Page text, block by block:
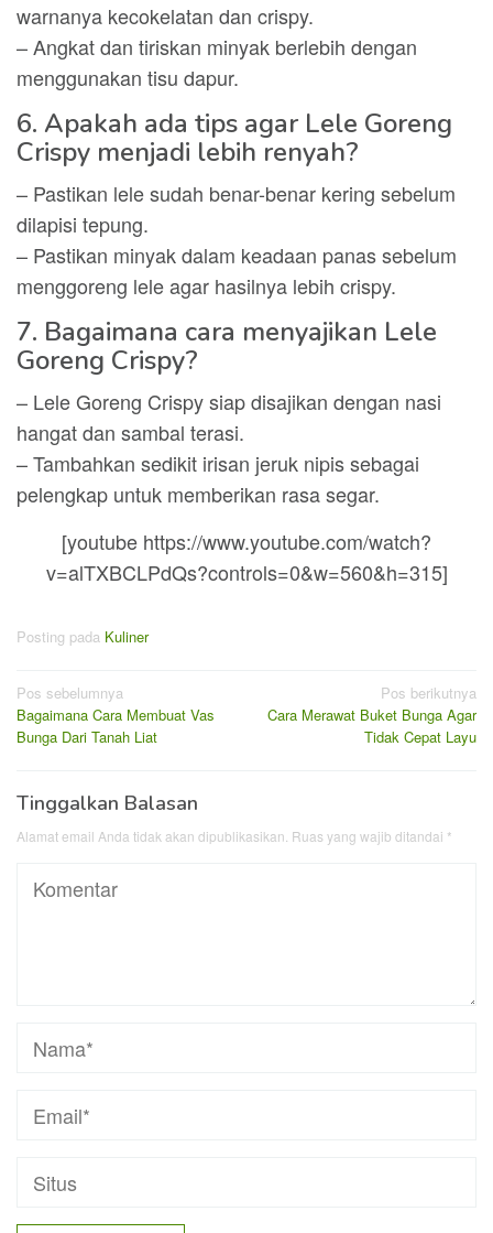
warnanya kecokelatan dan crispy.
– Angkat dan tiriskan minyak berlebih dengan
menggunakan tisu dapur.
6. Apakah ada tips agar Lele Goreng
Crispy menjadi lebih renyah?
– Pastikan lele sudah benar-benar kering sebelum
dilapisi tepung.
– Pastikan minyak dalam keadaan panas sebelum
menggoreng lele agar hasilnya lebih crispy.
7. Bagaimana cara menyajikan Lele
Goreng Crispy?
– Lele Goreng Crispy siap disajikan dengan nasi
hangat dan sambal terasi.
– Tambahkan sedikit irisan jeruk nipis sebagai
pelengkap untuk memberikan rasa segar.
[youtube https://www.youtube.com/watch?
v=alTXBCLPdQs?controls=0&w=560&h=315]
Posting pada Kuliner
Navigasi
pos
Pos sebelumnya
Bagaimana Cara Membuat Vas
Bunga Dari Tanah Liat
Pos berikutnya
Cara Merawat Buket Bunga Agar
Tidak Cepat Layu
Tinggalkan Balasan
Alamat email Anda tidak akan dipublikasikan. Ruas yang wajib ditandai *